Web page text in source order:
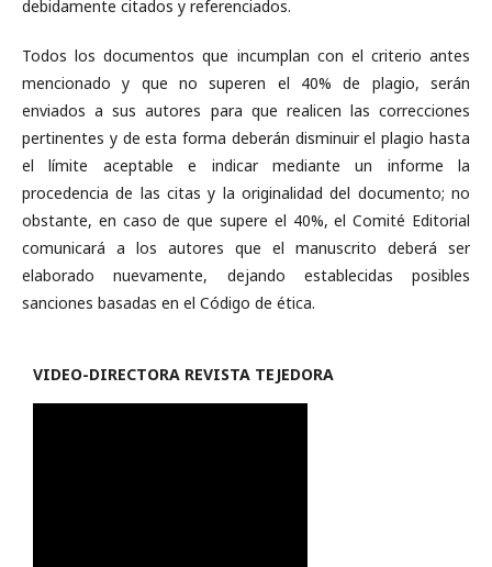
debidamente citados y referenciados.
Todos los documentos que incumplan con el criterio antes
mencionado y que no superen el 40% de plagio, serán
enviados a sus autores para que realicen las correcciones
pertinentes y de esta forma deberán disminuir el plagio hasta
el límite aceptable e indicar mediante un informe la
procedencia de las citas y la originalidad del documento; no
obstante, en caso de que supere el 40%, el Comité Editorial
comunicará a los autores que el manuscrito deberá ser
elaborado nuevamente, dejando establecidas posibles
sanciones basadas en el Código de ética.
VIDEO-DIRECTORA REVISTA TEJEDORA